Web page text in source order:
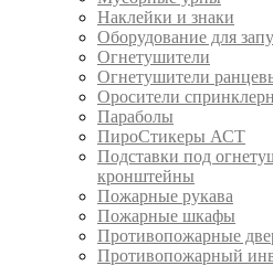
Наклейки и знаки
Оборудование для
Огнетушители
Огнетушители
Оросители
Параболы
ПироСтикеры АСТ
Подставки под
кронштейны
Пожарные рукава
Пожарные шкафы
Противопожарные
Противопожарный